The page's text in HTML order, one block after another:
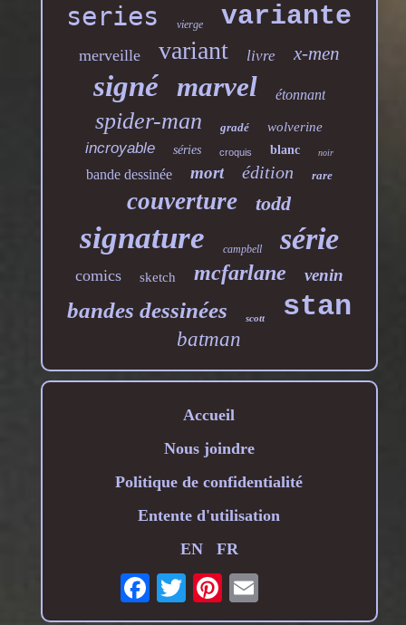
series vierge variante
merveille variant livre x-men
signé marvel étonnant
spider-man gradé wolverine
incroyable séries croquis blanc noir
bande dessinée mort édition rare
couverture todd
signature campbell série
comics sketch mcfarlane venin
bandes dessinées scott stan
batman
Accueil
Nous joindre
Politique de confidentialité
Entente d'utilisation
EN
FR